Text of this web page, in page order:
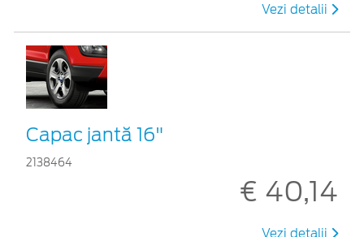
Vezi detalii
Capac jantă 16"
2138464
€ 40,14
Vezi detalii